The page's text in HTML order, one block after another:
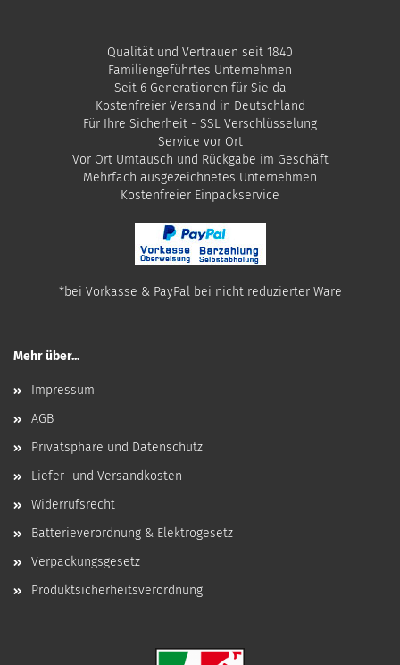
Qualität und Vertrauen seit 1840
Familiengeführtes Unternehmen
Seit 6 Generationen für Sie da
Kostenfreier Versand in Deutschland
Für Ihre Sicherheit - SSL Verschlüsselung
Service vor Ort
Vor Ort Umtausch und Rückgabe im Geschäft
Mehrfach ausgezeichnetes Unternehmen
​Kostenfreier Einpackservice
*bei Vorkasse & PayPal bei nicht reduzierter Ware
Mehr über...
Impressum
AGB
Privatsphäre und Datenschutz
Liefer- und Versandkosten
Widerrufsrecht
Batterieverordnung & Elektrogesetz
Verpackungsgesetz
Produktsicherheitsverordnung